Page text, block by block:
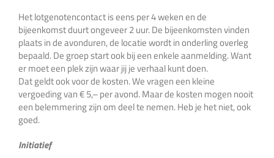
Het lotgenotencontact is eens per 4 weken en de
bijeenkomst duurt ongeveer 2 uur. De bijeenkomsten vinden
plaats in de avonduren, de locatie wordt in onderling overleg
bepaald. De groep start ook bij een enkele aanmelding. Want
er moet een plek zijn waar jij je verhaal kunt doen.
Dat geldt ook voor de kosten. We vragen een kleine
vergoeding van € 5,– per avond. Maar de kosten mogen nooit
een belemmering zijn om deel te nemen. Heb je het niet, ook
goed.
Initiatief